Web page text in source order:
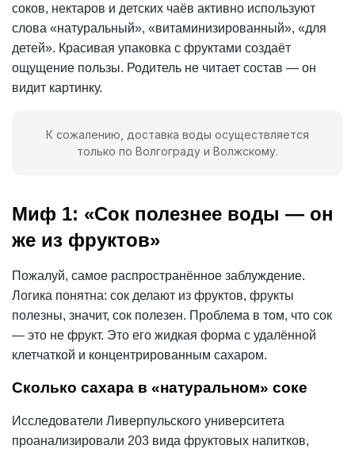
соков, нектаров и детских чаёв активно используют
слова «натуральный», «витаминизированный», «для
детей». Красивая упаковка с фруктами создаёт
ощущение пользы. Родитель не читает состав — он
видит картинку.
К сожалению, доставка воды осуществляется
только по Волгограду и Волжскому.
Миф 1: «Сок полезнее воды — он
же из фруктов»
Пожалуй, самое распространённое заблуждение.
Логика понятна: сок делают из фруктов, фрукты
полезны, значит, сок полезен. Проблема в том, что сок
— это не фрукт. Это его жидкая форма с удалённой
клетчаткой и концентрированным сахаром.
Сколько сахара в «натуральном» соке
Исследователи Ливерпульского университета
проанализировали 203 вида фруктовых напитков,